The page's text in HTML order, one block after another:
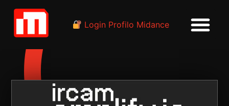
Login Profilo Midance